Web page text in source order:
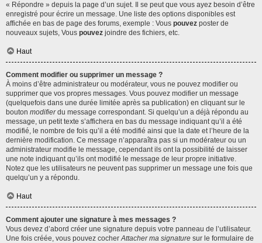
« Répondre » depuis la page d’un sujet. Il se peut que vous ayez besoin d’être
enregistré pour écrire un message. Une liste des options disponibles est
affichée en bas de page des forums, exemple : Vous pouvez poster de
nouveaux sujets, Vous pouvez joindre des fichiers, etc.
Haut
Comment modifier ou supprimer un message ?
À moins d’être administrateur ou modérateur, vous ne pouvez modifier ou
supprimer que vos propres messages. Vous pouvez modifier un message
(quelquefois dans une durée limitée après sa publication) en cliquant sur le
bouton modifierdu message correspondant. Si quelqu’un a déjà répondu au
message, un petit texte s’affichera en bas du message indiquant qu’il a été
modifié, le nombre de fois qu’il a été modifié ainsi que la date et l’heure de la
dernière modification. Ce message n’apparaîtra pas si un modérateur ou un
administrateur modifie le message, cependant ils ont la possibilité de laisser
une note indiquant qu’ils ont modifié le message de leur propre initiative.
Notez que les utilisateurs ne peuvent pas supprimer un message une fois que
quelqu’un y a répondu.
Haut
Comment ajouter une signature à mes messages ?
Vous devez d’abord créer une signature depuis votre panneau de l’utilisateur.
Une fois créée, vous pouvez cocherAttacher ma signature sur le formulaire de